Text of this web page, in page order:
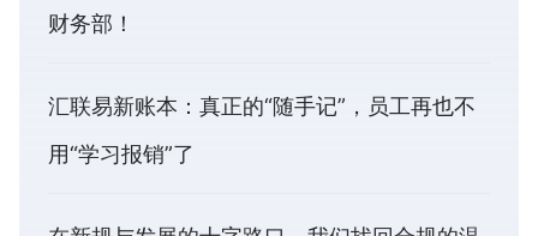
财务部！
汇联易新账本：真正的“随手记”，员工再也不
用“学习报销”了